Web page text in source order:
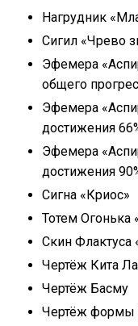
Нагрудник
Сигил «Чрево
Эфемера
общего
Эфемера
достижения
Эфемера
достижения
Сигна «Криос»
Тотем Огонька
Скин Флактуса
Чертёж Кита
Чертёж Басму
Чертёж формы